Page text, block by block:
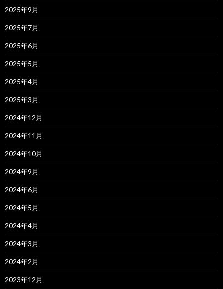
2025年9月
2025年7月
2025年6月
2025年5月
2025年4月
2025年3月
2024年12月
2024年11月
2024年10月
2024年9月
2024年6月
2024年5月
2024年4月
2024年3月
2024年2月
2023年12月